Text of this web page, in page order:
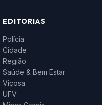
EDITORIAS
Polícia
Cidade
Região
Saúde & Bem Estar
Viçosa
UFV